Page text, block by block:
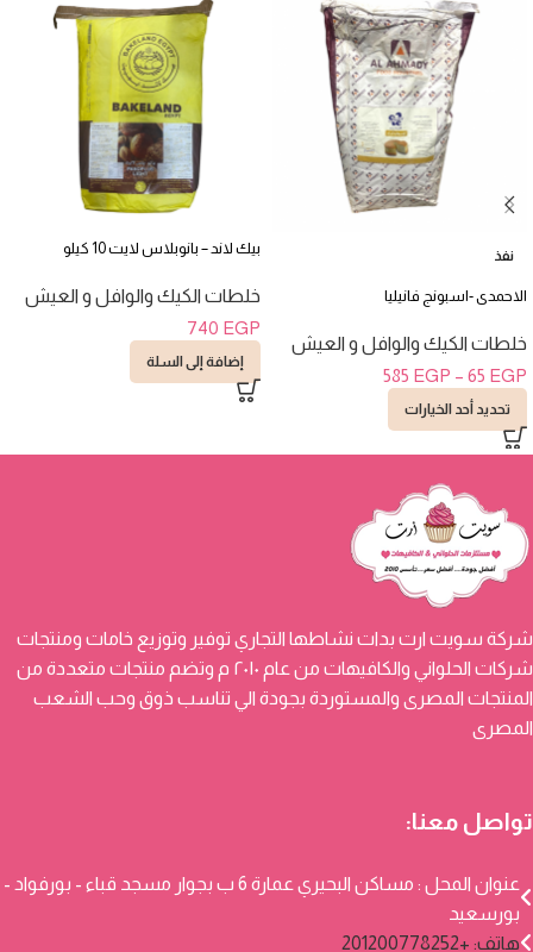
نفذ
الاحمدى -اسبونج فانيليا
خلطات الكيك والوافل و العيش
65 EGP
–
585 EGP
تحديد أحد الخيارات
بيك لاند – بانوبلاس لايت 10 كيلو
خلطات الكيك والوافل و العيش
740 EGP
إضافة إلى السلة
شركة سويت ارت بدات نشاطها التجاري توفير وتوزيع خامات ومنتجات
شركات الحلواني والكافيهات من عام ٢٠١٠ م وتضم منتجات متعددة من
المنتجات المصرى والمستوردة بجودة الي تناسب ذوق وحب الشعب
المصرى
تواصل معنا:
عنوان المحل : مساكن البحيري عمارة 6 ب بجوار مسجد قباء - بورفواد -
بورسعيد
هاتف: +201200778252